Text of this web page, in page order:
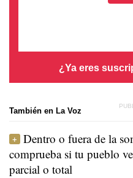
¿Ya eres
También en La Voz
Dentro o fuera de la
comprueba si tu pueblo
parcial o total